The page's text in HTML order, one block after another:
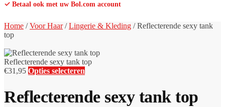
✓ Betaal ook met uw Bol.com account
Home /Voor Haar/Lingerie & Kleding /Reflecterende sexy tank
top
Reflecterende sexy tank top
€31,95 Opties selecteren
Reflecterende sexy tank top